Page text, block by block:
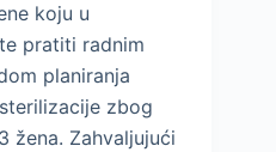
koju u
pratiti radnim
planiranja
zbog
žena. Zahvaljujući